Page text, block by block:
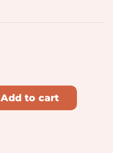
Add to cart